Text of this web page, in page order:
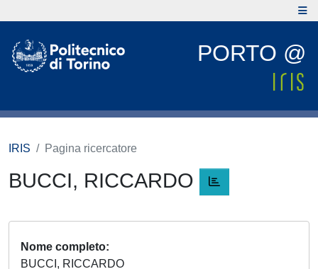
PORTO @
IRIS Pagina ricercatore
BUCCI, RICCARDO
Nome completo
BUCCI, RICCARDO